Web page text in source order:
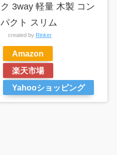
ク 3way 軽量 木製 コン
パクト スリム
created by Rinker
Amazon
楽天市場
Yahooショッピング